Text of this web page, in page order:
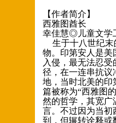
【作者简介】
西雅图酋长
幸佳慧◎儿童文学
生于十八世纪末
物。印第安人是美
入侵，最无法忍
径，在一连串抗议
地，当时北美的印
篇被称为“西雅图
然的哲学，其宽广
言。不过因为当初
到，但辗转诠释或